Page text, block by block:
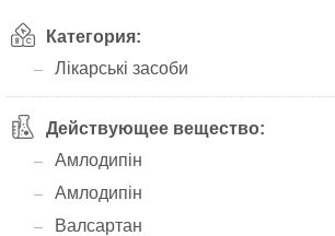
Категория:
Лікарські засоби
Действующее вещество:
Амлодипін
Амлодипін
Валсартан